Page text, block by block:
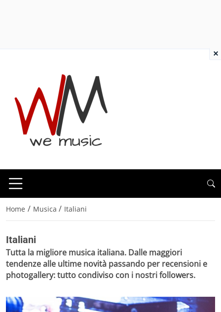
Home / Musica / Italiani
Italiani
Tutta la migliore musica italiana. Dalle maggiori
tendenze alle ultime novità passando per recensioni e
photogallery: tutto condiviso con i nostri followers.
×